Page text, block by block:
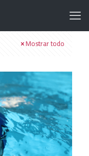
Mostrar todo